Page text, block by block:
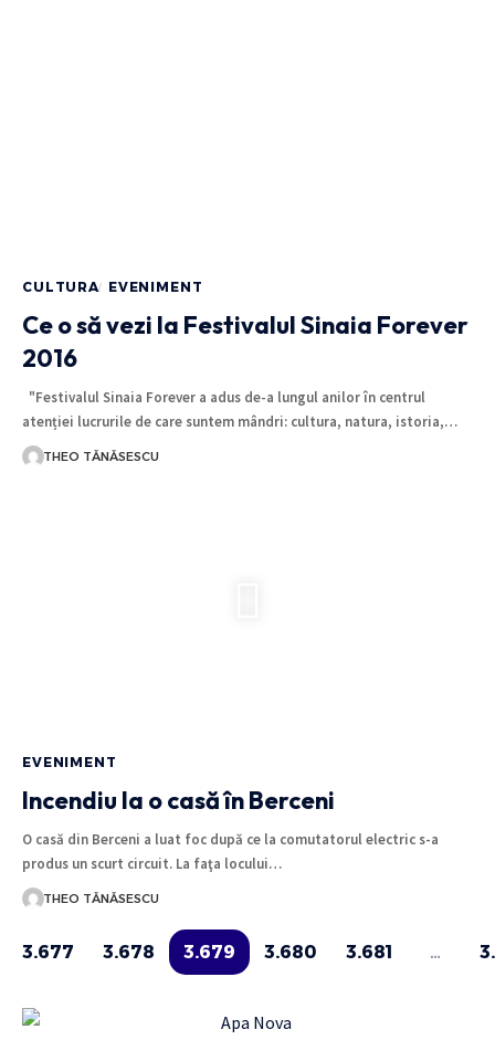
CULTURA EVENIMENT
Ce o să vezi la Festivalul Sinaia Forever
2016
"Festivalul Sinaia Forever a adus de-a lungul anilor în centrul
atenției lucrurile de care suntem mândri: cultura, natura, istoria,…
THEO TĂNĂSESCU
EVENIMENT
Incendiu la o casă în Berceni
O casă din Berceni a luat foc după ce la comutatorul electric s-a
produs un scurt circuit. La faţa locului…
THEO TĂNĂSESCU
3.677 3.678 3.679 3.680 3.681 …